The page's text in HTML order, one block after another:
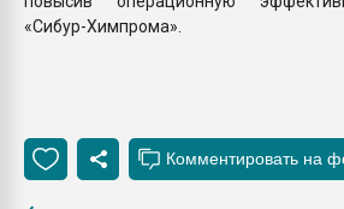
«Сибур-Химпрома».